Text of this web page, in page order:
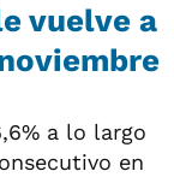
vuelve a
a lo largo
en